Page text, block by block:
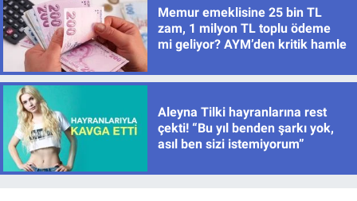
Memur emeklisine 25 bin TL
zam, 1 milyon TL toplu ödeme
mi geliyor? AYM’den kritik hamle
Aleyna Tilki hayranlarına rest
çekti! “Bu yıl benden şarkı yok,
asıl ben sizi istemiyorum”